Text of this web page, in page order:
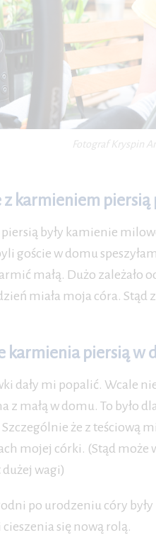
Fotograf Kryspin
z karmieniem
były kamienie
goście w domu
małą. Dużo zależało
miała moja córa.
karmienia piersią w
dały mi popalić. Wcale
z małą w domu. To było
że z teściową
mojej córki. (Stąd może
wagi)
po urodzeniu córy
się nową rolą.